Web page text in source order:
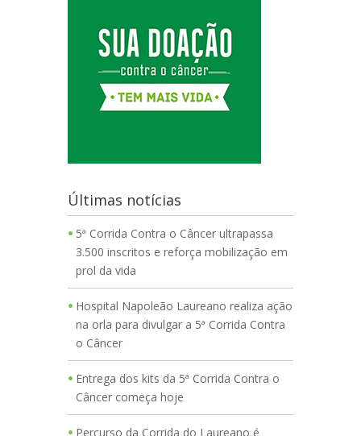
Últimas notícias
5ª Corrida Contra o Câncer ultrapassa
3.500 inscritos e reforça mobilização em
prol da vida
Hospital Napoleão Laureano realiza ação
na orla para divulgar a 5ª Corrida Contra
o Câncer
Entrega dos kits da 5ª Corrida Contra o
Câncer começa hoje
Percurso da Corrida do Laureano é